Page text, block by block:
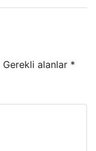
Gerekli alanlar *